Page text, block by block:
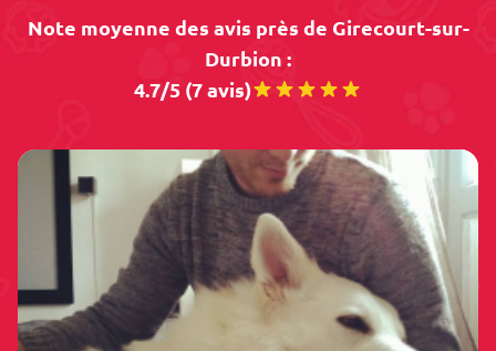
Note moyenne des avis près de Girecourt-sur-
Durbion :
4.7/5 (7 avis)